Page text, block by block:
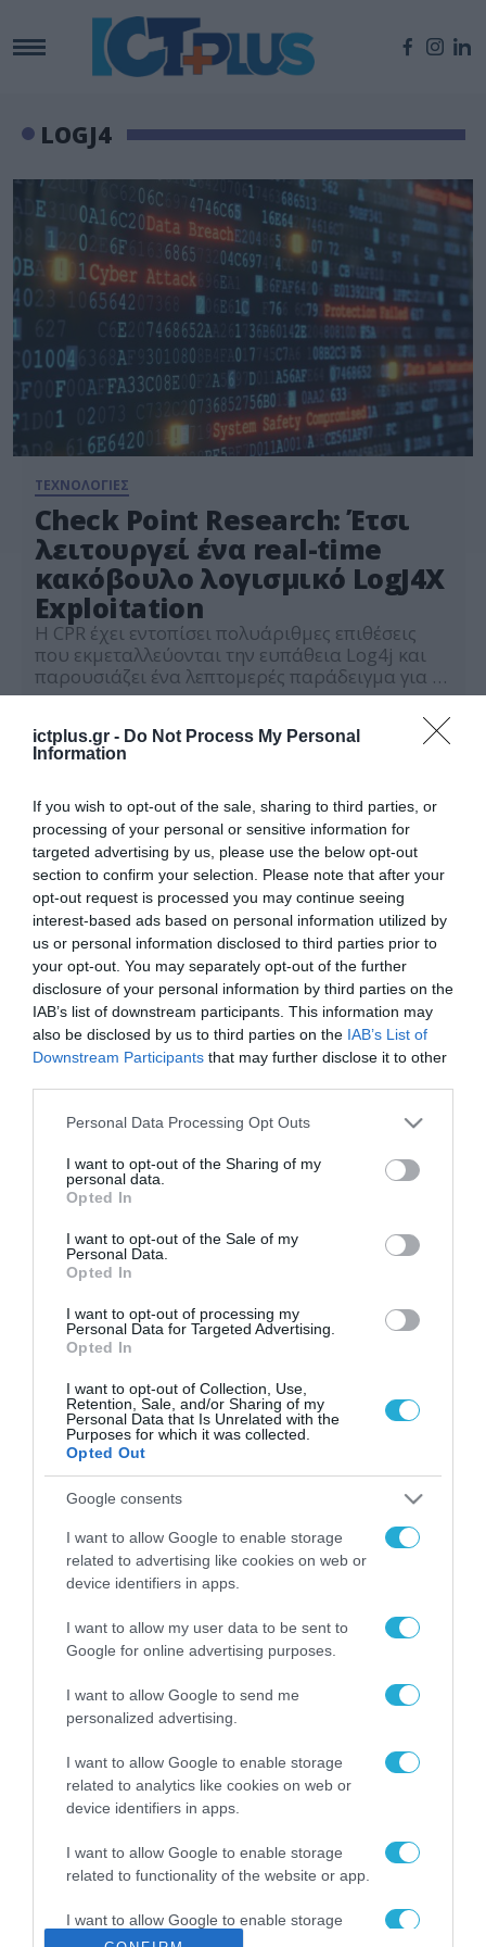
ictplus.gr - Do Not Process My Personal
Information
If you wish to opt-out of the sale, sharing to third parties, or
processing of your personal or sensitive information for
targeted advertising by us, please use the below opt-out
section to confirm your selection. Please note that after your
opt-out request is processed you may continue seeing
interest-based ads based on personal information utilized by
us or personal information disclosed to third parties prior to
your opt-out. You may separately opt-out of the further
disclosure of your personal information by third parties on the
IAB’s list of downstream participants. This information may
also be disclosed by us to third parties on the IAB’s List of
Downstream Participants that may further disclose it to other
Please note that this website/app uses one or more Google
not limited to your visit or usage behaviour. You may click to
grant or deny consent to Google and its third-party tags to
use your data for below specified purposes in below Google
consent section.
Personal Data Processing Opt Outs
I want to opt-out of the Sharing of my
personal data.
Opted In
I want to opt-out of the Sale of my
Personal Data.
Opted In
I want to opt-out of processing my
Personal Data for Targeted Advertising.
Opted In
I want to opt-out of Collection, Use,
Retention, Sale, and/or Sharing of my
Personal Data that Is Unrelated with the
Purposes for which it was collected.
Opted Out
Google consents
I want to allow Google to enable storage
related to advertising like cookies on web or
device identifiers in apps.
I want to allow my user data to be sent to
Google for online advertising purposes.
I want to allow Google to send me
personalized advertising.
I want to allow Google to enable storage
related to analytics like cookies on web or
device identifiers in apps.
I want to allow Google to enable storage
related to functionality of the website or app.
I want to allow Google to enable storage
related to personalization.
LOGJ4
ΤΕΧΝΟΛΟΓΙΕΣ
Check Point Research: Έτσι
λειτουργεί ένα real-time
κακόβουλο λογισμικό LogJ4X
Exploitation
H CPR έχει εντοπίσει πολυάριθμες επιθέσεις
που εκμεταλλεύονται την ευπάθεια Log4j και
παρουσιάζει ένα λεπτομερές παράδειγμα για το
πώς λειτουργεί μια πραγματική επίθεση. Ενώ οι
εντοπίστηκαν αξιοποίησαν αυτή την ευπάθεια
για να εξάγουν στοιχεία κρυπτογράφησης με
της Check Pointεντόπισαν τώρα μια επίθεση
στον κυβερνοχώρο που περιλαμβάνει για
πρώτη φορά, ένα μη εντοπισμένο, κακόβουλο
λογισμικό […]
ΡΟΗ ΕΙΔΗΣΕΩΝ
Το χρηματοδοτούμενο
από την ΕΕ έργο “The
Gaming Police”
ενισχύει την ασφάλεια
των παιδιών στο
διαδίκτυο
31.07.2026
ΑΑΔΕ: Διευκρινίσεις
για τα πρόστιμα σε
αφορούν τους ΦΗΜ
Σ. Καλαφάτης: «Η
Τεχνητή Νοημοσύνη
δεν είναι απλώς μια
μια νέα βιομηχανική
επανάσταση»
Νέος οδηγός του ΕΚΤ
των ελληνικών